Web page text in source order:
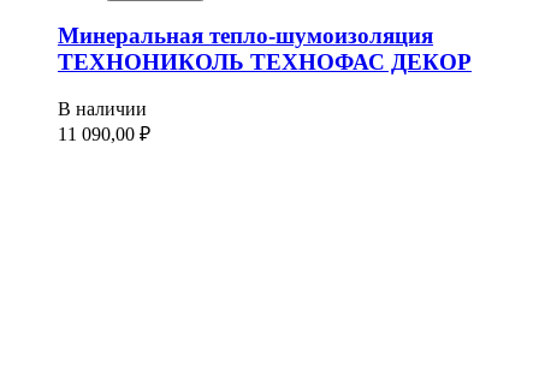
Минеральная тепло-шумоизоляция
ТЕХНОНИКОЛЬ ТЕХНОФАС ДЕКОР
В наличии
11 090,00 ₽